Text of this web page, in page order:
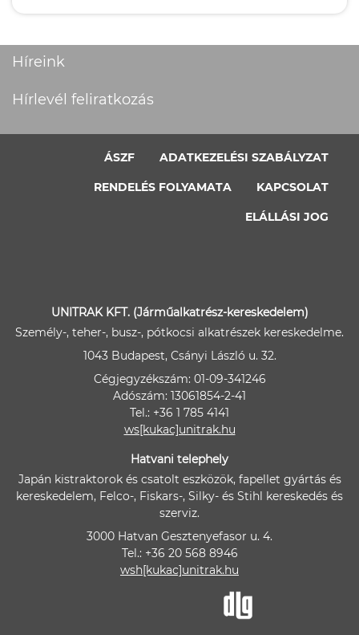
Híreink
Hírlevél feliratkozás
ÁSZF ADATKEZELÉSI SZABÁLYZAT
RENDELÉS FOLYAMATA KAPCSOLAT
ELÁLLÁSI JOG
UNITRAK KFT. (Járműalkatrész-kereskedelem)
Személy-, teher-, busz-, pótkocsi alkatrészek kereskedelme.
1043 Budapest, Csányi László u. 32.
Cégjegyzékszám: 01-09-341246
Adószám: 13061854-2-41
Tel.: +36 1 785 4141
ws[kukac]unitrak.hu
Hatvani telephely
Japán kistraktorok és csatolt eszközök, fapellet gyártás és
kereskedelem, Felco-, Fiskars-, Silky- és Stihl kereskedés és
szerviz.
3000 Hatvan Gesztenyefasor u. 4.
Tel.: +36 20 568 8946
wsh[kukac]unitrak.hu